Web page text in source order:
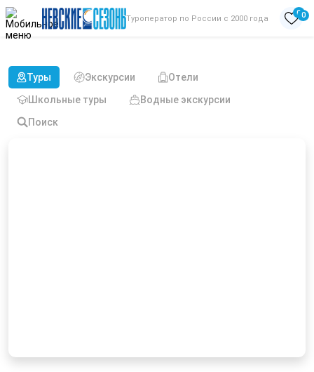
Туроператор по России с 2000 года
00
Туры Экскурсии
Отели
Школьные туры
Водные экскурсии
Поиск